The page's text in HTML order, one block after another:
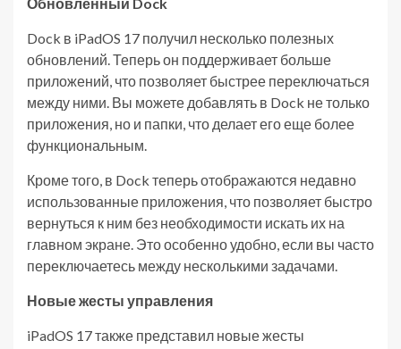
Dock в iPadOS 17 получил несколько полезных
обновлений. Теперь он поддерживает больше
приложений, что позволяет быстрее переключаться
между ними. Вы можете добавлять в Dock не только
приложения, но и папки, что делает его еще более
функциональным.
Кроме того, в Dock теперь отображаются недавно
использованные приложения, что позволяет быстро
вернуться к ним без необходимости искать их на
главном экране. Это особенно удобно, если вы часто
переключаетесь между несколькими задачами.
Новые жесты управления
iPadOS 17 также представил новые жесты